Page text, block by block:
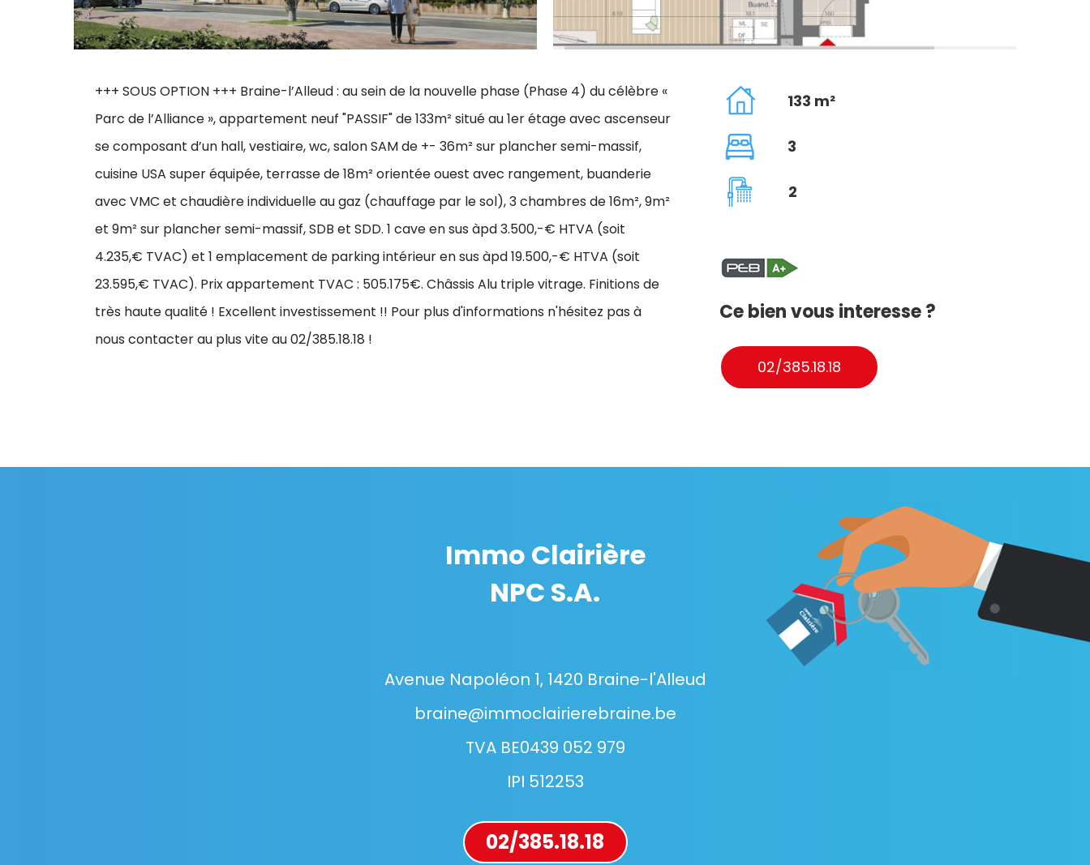
+++ SOUS OPTION +++ Braine-l’Alleud : au sein de la nouvelle phase (Phase 4) du célèbre «
Parc de l’Alliance », appartement neuf "PASSIF" de 133m² situé au 1er étage avec ascenseur
se composant d’un hall, vestiaire, wc, salon SAM de +- 36m² sur plancher semi-massif,
cuisine USA super équipée, terrasse de 18m² orientée ouest avec rangement, buanderie
avec VMC et chaudière individuelle au gaz (chauffage par le sol), 3 chambres de 16m², 9m²
et 9m² sur plancher semi-massif, SDB et SDD. 1 cave en sus àpd 3.500,-€ HTVA (soit
4.235,€ TVAC) et 1 emplacement de parking intérieur en sus àpd 19.500,-€ HTVA (soit
23.595,€ TVAC). Prix appartement TVAC : 505.175€. Châssis Alu triple vitrage. Finitions de
très haute qualité ! Excellent investissement !! Pour plus d'informations n'hésitez pas à
nous contacter au plus vite au 02/385.18.18 !
133 m²
3
2
Ce bien vous interesse ?
02/385.18.18
Immo Clairière
NPC S.A.
Avenue Napoléon 1, 1420 Braine-l'Alleud
braine@immoclairierebraine.be
TVA BE0439 052 979
IPI 512253
02/385.18.18